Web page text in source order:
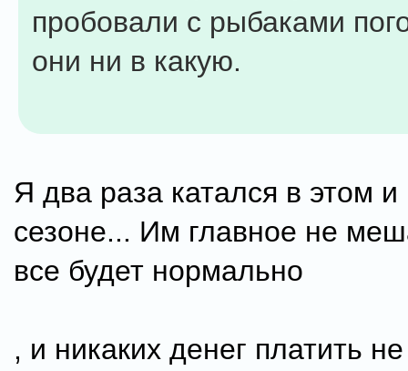
пробовали с рыбаками
они ни в какую.
Я два раза катался в этом
сезоне... Им главное не
все будет нормально
, и никаких денег платить